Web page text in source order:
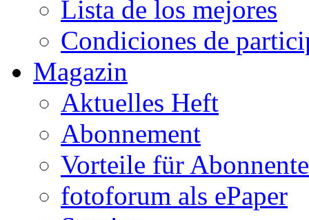
Lista de los mejores
Condiciones de
Magazin
Aktuelles Heft
Abonnement
Vorteile für
fotoforum als ePaper